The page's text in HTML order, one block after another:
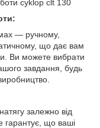
— ручному,
що дає вам
Ви можете вибрати
завдання, будь
залежно від
гарантує, що ваші